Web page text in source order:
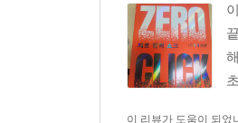
이 리뷰가 도움이 되었